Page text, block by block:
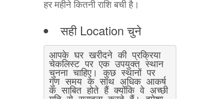
हर महीने कितनी राशि बची है।
सही Location चुने
आपके घर खरीदने की प्रक्रिया
चेकलिस्ट पर एक उपयुक्त स्थान
चुनना चाहिए। कुछ स्थानों पर
गुण समय के साथ अधिक आकर्ष
क साबित होते हैं क्योंकि वे अच्छी